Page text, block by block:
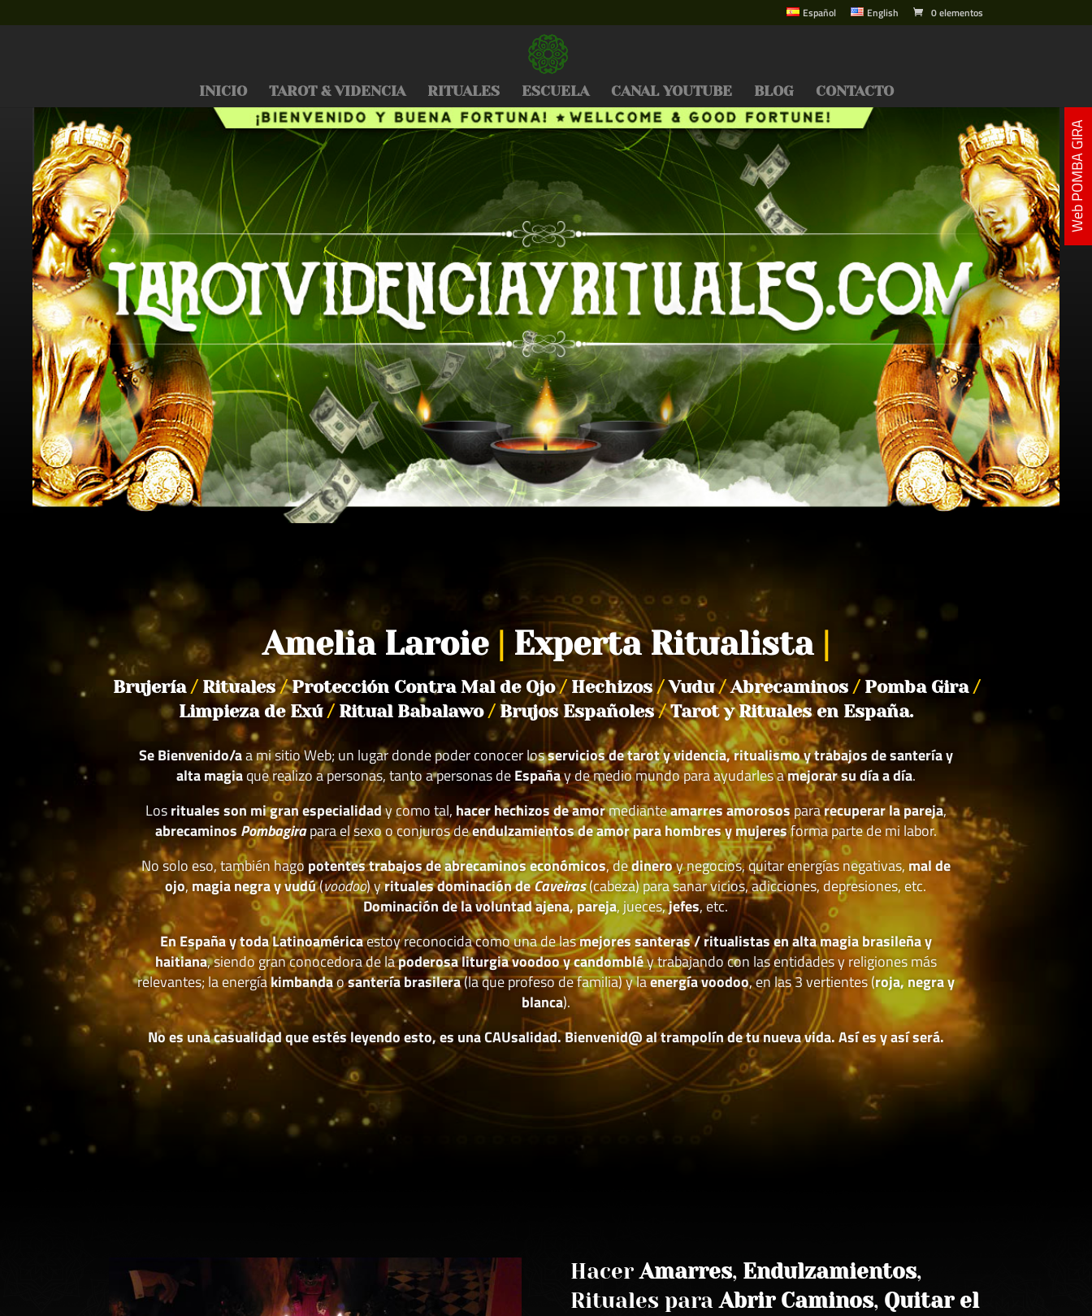
Español English 0 elementos
INICIO TAROT & VIDENCIA RITUALES ESCUELA CANAL YOUTUBE BLOG CONTACTO
Amelia Laroie Experta Ritualista
Brujería /Rituales/Protección Contra Mal de Ojo/Hechizos/Vudu/Abrecaminos /Pomba Gira /
Limpieza de Exú /Ritual Babalawo /Brujos Españoles/Tarot y Rituales en España.
Se Bienvenido/aa mi sitio Web; un lugar donde poder conocer losservicios de tarot y videncia, ritualismo y trabajos de santería y
alta magiaque realizo a personas, tanto a personas deEspañay de medio mundo para ayudarles amejorar su día a día.
Losrituales son mi gran especialidady como tal, hacer hechizos de amormedianteamarres amorosospararecuperar la pareja,
abrecaminos Pombagirapara el sexo o conjuros deendulzamientos de amor para hombres y mujeresforma parte de mi labor.
No solo eso, también hago potentes trabajos de abrecaminos económicos, dedineroy negocios, quitar energías negativas, mal de
ojo, magia negra y vudú(voodoo) yrituales dominación deCaveiras(cabeza) para sanar vicios, adicciones, depresiones, etc.
Dominación de la voluntad ajena, pareja, jueces,jefes, etc.
En España y toda Latinoaméricaestoy reconocida como una de lasmejores santeras / ritualistas en alta magia brasileña y
haitiana, siendo gran conocedora de lapoderosa liturgia voodoo y candombléy trabajando con las entidades y religiones más
relevantes; la energíakimbandaosantería brasilera(la que profeso de familia) y laenergía voodoo, en las 3 vertientes (roja, negra y
blanca).
No es una casualidad que estés leyendo esto, es una CAUsalidad. Bienvenid@ al trampolín de tu nueva vida. Así es y así será.
HacerAmarres, Endulzamientos,
Rituales paraAbrir Caminos, Quitar el
Web POMBA GIRA